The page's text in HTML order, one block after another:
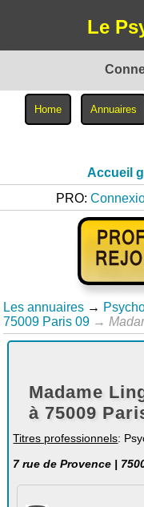
Le
Accueil
PRO:
Les annuaires →
75009 Paris 09 →
Madame
à 75009
Titres professionnels:
7 rue de Provence |